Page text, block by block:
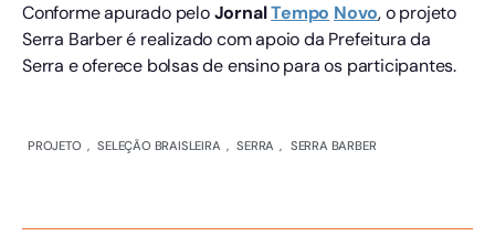
Conforme apurado peloJornalTempo Novo, o projeto
Serra Barber é realizado com apoio da Prefeitura da
Serra e oferece bolsas de ensino para os participantes.
PROJETO , SELEÇÃO BRAISLEIRA , SERRA , SERRA BARBER